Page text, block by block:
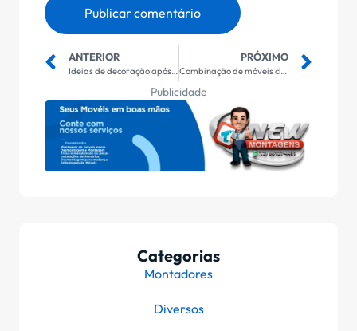
ANTERIOR
Ideias de decoração após a montagem
PRÓXIMO
Combinação de móveis claros e escuros
Publicidade
Categorias
Montadores
Diversos